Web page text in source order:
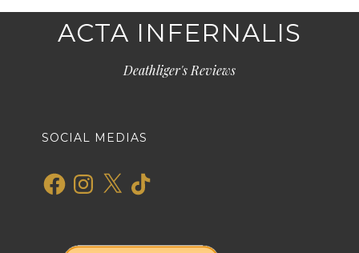
ACTA INFERNALIS
Deathliger's Reviews
SOCIAL MEDIAS
FacebookInstagram
X TikTok